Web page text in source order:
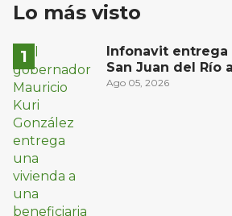
Lo más visto
Infonavit entrega
San Juan del Río
bajos ingresos
Ago 05, 2026